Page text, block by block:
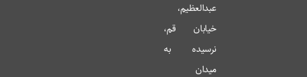
عبدالعظیم،
خیابان قم،
نرسیده به
میدان